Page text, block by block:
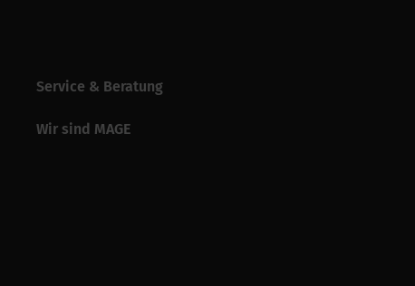
Service & Beratung
Wir sind MAGE